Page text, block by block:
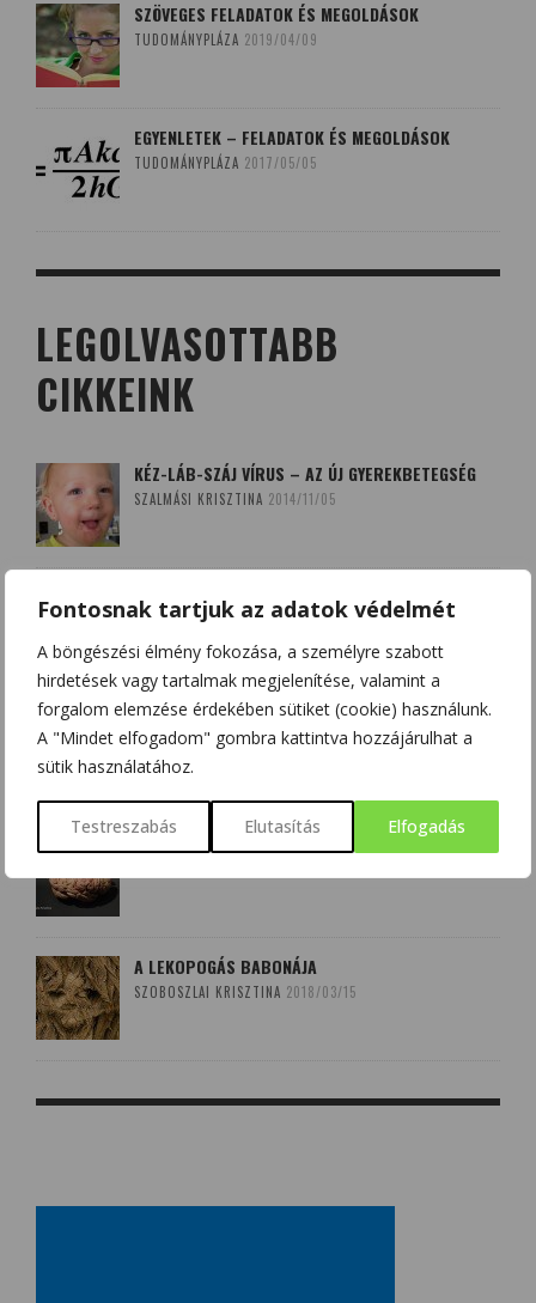
Fontosnak tartjuk az adatok védelmét
A böngészési élmény fokozása, a személyre szabott
hirdetések vagy tartalmak megjelenítése, valamint a
forgalom elemzése érdekében sütiket (cookie) használunk.
A "Mindet elfogadom" gombra kattintva hozzájárulhat a
sütik használatához.
Testreszabás Elutasítás Elfogadás
SZÖVEGES FELADATOK ÉS MEGOLDÁSOK
TUDOMÁNYPLÁZA 2019/04/09
EGYENLETEK – FELADATOK ÉS MEGOLDÁSOK
TUDOMÁNYPLÁZA 2017/05/05
LEGOLVASOTTABB
CIKKEINK
KÉZ-LÁB-SZÁJ VÍRUS – AZ ÚJ GYEREKBETEGSÉG
SZALMÁSI KRISZTINA 2014/11/05
A QUERCETIN (KVERCETIN) ÉS A D-VITAMIN –
SZÖVETSÉGESEK A KORONAVÍRUS ELLEN?
HAJAS BEATRIX - SZOBOSZLAI KRISZTINA 2020/03/20
BOLDOGSÁGUNK NÉGY FORRÁSA: DOPAMIN,
ENDORFIN, SZEROTONIN ÉS OXITOCIN
CSONKA BENCE
A LEKOPOGÁS BABONÁJA
SZOBOSZLAI KRISZTINA 2018/03/15